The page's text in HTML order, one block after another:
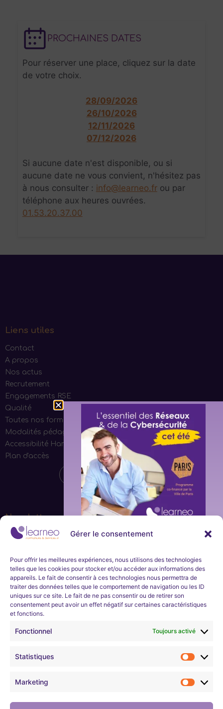
Gérer le consentement
Pour offrir les meilleures expériences, nous utilisons des technologies
telles que les cookies pour stocker et/ou accéder aux informations des
appareils. Le fait de consentir à ces technologies nous permettra de
traiter des données telles que le comportement de navigation ou les ID
uniques sur ce site. Le fait de ne pas consentir ou de retirer son
consentement peut avoir un effet négatif sur certaines caractéristiques
et fonctions.
Fonctionnel Toujours activé
Statistiques
Marketing
PROCHAINES DATES
Pour réserver une place, cliquez sur la date
de votre choix.
28/09/2026
26/10/2026
12/11/2026
07/12/2026
Si aucune date n'est disponible, ou si
aucune date ne vous convient, n'hésitez pas
à nous consulter : info@learneo.frou par
téléphone aux heures ouvrées.
01.53.20.37.00
Liens utiles
Contact
A propos
Nos actus
Recrutement
Engagements RSE
Qualité
Toutes nos formations
Modalités pédagogiques
Accessibilité Handicap
Plan d'accès
Newsletter
Ne manquez aucune actualité de la part de Learneo
vous à notre newsletter mensuelle.
S'inscrire
Nous développons l’expertise professionnelle et soutenons
l’évolution de carrières dans les domaines technologiques
immédiate
et en
continu
Learneo Académie organise unprogramme
semaines sur les bases des réseaux et de la
intégrer une